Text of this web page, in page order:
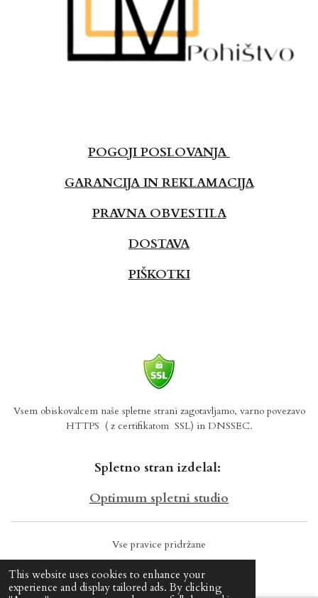
This website uses cookies to enhance your
experience and display tailored ads. By clicking
POGOJI POSLOVANJA
GARANCIJA IN REKLAMACIJA
PRAVNA OBVESTILA
DOSTAVA
PIŠKOTKI
Vsem obiskovalcem naše spletne strani zagotavljamo, varno povezavo
HTTPS ( z certifikatom SSL) in DNSSEC.
Spletno stran izdelal:
Optimum spletni studio
Vse pravice pridržane
© 2024 BUM POHIŠTVO